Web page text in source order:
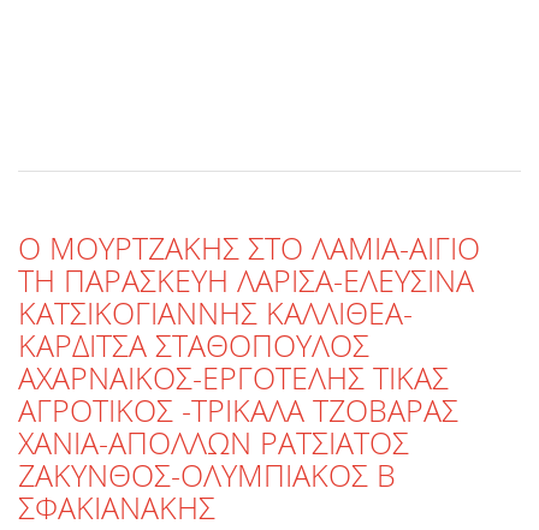
O MOYΡΤΖΑΚΗΣ ΣΤΟ ΛΑΜΙΑ-ΑΙΓΙΟ
ΤΗ ΠΑΡΑΣΚΕΥΗ ΛΑΡΙΣΑ-ΕΛΕΥΣΙΝΑ
ΚΑΤΣΙΚΟΓΙΑΝΝΗΣ ΚΑΛΛΙΘΕΑ-
ΚΑΡΔΙΤΣΑ ΣΤΑΘΟΠΟΥΛΟΣ
ΑΧΑΡΝΑΙΚΟΣ-ΕΡΓΟΤΕΛΗΣ ΤΙΚΑΣ
ΑΓΡΟΤΙΚΟΣ -ΤΡΙΚΑΛΑ ΤΖΟΒΑΡΑΣ
ΧΑΝΙΑ-ΑΠΟΛΛΩΝ ΡΑΤΣΙΑΤΟΣ
ΖΑΚΥΝΘΟΣ-ΟΛΥΜΠΙΑΚΟΣ Β
ΣΦΑΚΙΑΝΑΚΗΣ